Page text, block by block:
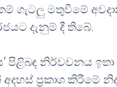
ගැටලු මතුවීමේ
දැනුම් දී තිබේ.
පිළිබඳ නිර්වචනය
ප්‍රකාශ කිරීමේ